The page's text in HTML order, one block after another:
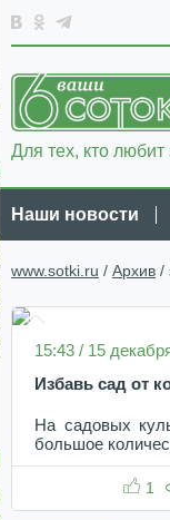
Для тех, кто
Наши новости
www.sotki.ru / Архив /
15:43 / 15
Избавь сад от
На садовых
большое
1